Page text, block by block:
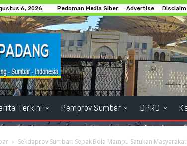
6, 2026 Pedoman Media Siber Advertise
Terkini Pemprov Sumbar DPRD
Sekdaprov Sumbar: Sepak Bola Mampu Satukan